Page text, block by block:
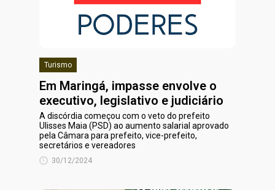
Turismo
Em Maringá, impasse envolve o
executivo, legislativo e judiciário
A discórdia começou com o veto do prefeito
Ulisses Maia (PSD) ao aumento salarial aprovado
pela Câmara para prefeito, vice-prefeito,
secretários e vereadores
30/12/2024